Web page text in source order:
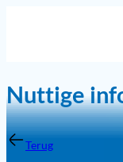
Nuttige
Terug